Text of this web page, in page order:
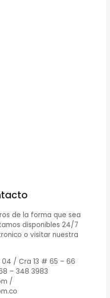
de la forma que sea
disponibles 24/7
o visitar nuestra
/ Cra 13 # 65 – 66
– 348 3983
/